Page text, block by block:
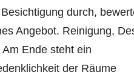
durch,
Angebot. Reinigung,
Ende steht ein
der Räume